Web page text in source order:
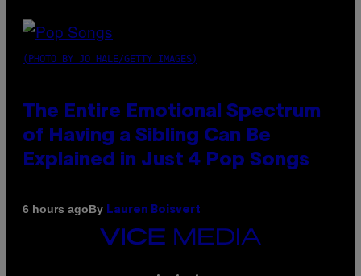
(PHOTO BY JO HALE/GETTY IMAGES)
The Entire Emotional Spectrum
of Having a Sibling Can Be
Explained in Just 4 Pop Songs
6 hours agoBy Lauren Boisvert
VICE
MEDIA